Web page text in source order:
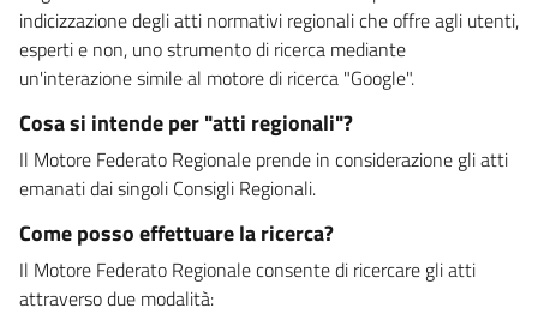
indicizzazione degli atti normativi regionali che offre agli utenti,
esperti e non, uno strumento di ricerca mediante
un'interazione simile al motore di ricerca "Google".
Cosa si intende per "atti regionali"?
Il Motore Federato Regionale prende in considerazione gli atti
emanati dai singoli Consigli Regionali.
Come posso effettuare la ricerca?
Il Motore Federato Regionale consente di ricercare gli atti
attraverso due modalità: